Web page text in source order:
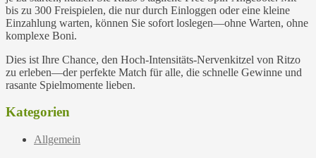
bis zu 300 Freispielen, die nur durch Einloggen oder eine kleine
Einzahlung warten, können Sie sofort loslegen—ohne Warten, ohne
komplexe Boni.
Dies ist Ihre Chance, den Hoch‑Intensitäts-Nervenkitzel von Ritzo
zu erleben—der perfekte Match für alle, die schnelle Gewinne und
rasante Spielmomente lieben.
Kategorien
Allgemein